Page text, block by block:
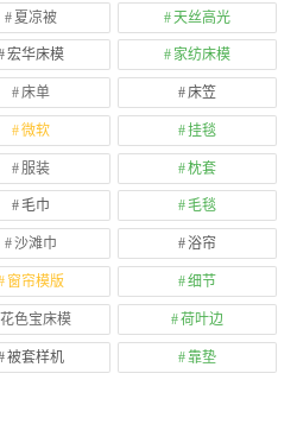
夏凉被 天丝高光
宏华床模 家纺床模
床单 床笠
微软 挂毯
服装 枕套
毛巾 毛毯
沙滩巾 浴帘
窗帘模版 细节
花色宝床模 荷叶边
被套样机 靠垫